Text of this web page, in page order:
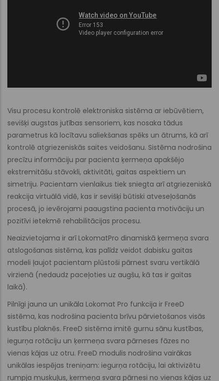
Visu procesu kontrolē elektroniska sistēma ar iebūvētiem,
sevišķi augstas jutības sensoriem, kas nosaka tādus
parametrus kā locītavu saliekšanas spēks un ātrums, kā arī
kontrolē atgriezeniskās saites veidošanu. Sistēma nodrošina
precīzu informāciju par pacienta ķermeņa apakšējo
ekstremitāšu stāvokli, aktivitāti, gaitas aspektiem un
simetriju. Pacientam vienlaikus tiek sniegta arī atgriezeniskā
reakcija virtuālā vidē, kas ir sevišķi būtiski atveseļošanās
procesā, jo ievērojami paaugstina pacienta motivāciju un
pozitīvi ietekmē rehabilitācijas procesu.
Neaizvietojama ir arī LokomatPro dinamiskā ķermeņa svara
atslogošanas sistēma, kas palīdz veidot dabisku gaitas
modeli ļaujot pacientam plūstoši pārnest svaru vertikālā
virzienā (nedaudz paceļoties uz augšu, kā tas ir gaitas
laikā).
Pilnīgi jauna un unikāla Lokomat Pro funkcija ir FreeD
sistēma, kas nodrošina pacienta brīvu pārvietošanos visās
kustību plaknēs. FreeD sistēma imitē gurnu sānu kustības,
iegurņa rotāciju un ķermeņa svara pārneses fāzes no
vienas kājas uz otru. FreeD modulis nodrošina vairākas
unikālas iespējas treniņam: iegurņa rotāciju, lai aktivizētu
rumpja muskuļus, ķermeņa svara pārnesi no vienas kājas uz